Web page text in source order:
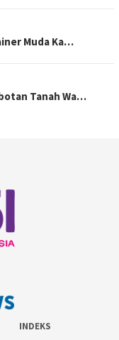
Muda Ka…
Tanah Wa…
INDEKS